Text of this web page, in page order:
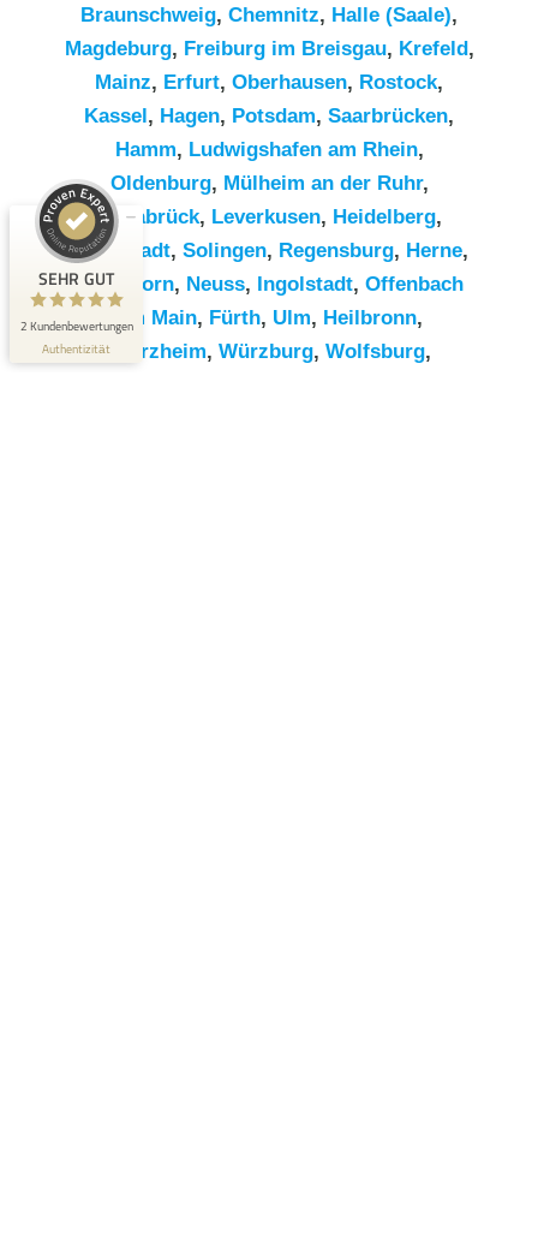
Braunschweig, Chemnitz⁠, Halle (Saale),
Magdeburg, Freiburg im Breisgau, Krefeld,
Mainz, Erfurt, Oberhausen, Rostock,
Kassel, Hagen, Potsdam, Saarbrücken,
Hamm, Ludwigshafen am Rhein,
Oldenburg, Mülheim an der Ruhr,
Osnabrück, Leverkusen, Heidelberg,
Darmstadt, Solingen, Regensburg, Herne,
Paderborn, Neuss, Ingolstadt, Offenbach
am Main, Fürth, Ulm, Heilbronn,
Pforzheim, Würzburg, Wolfsburg,
SEHR GUT
2 Kundenbewertungen
Authentizität
RümpelButler
SEHR GUT
5,00 / 5,00
2
anderen Quelle
Blick aufs ProvenExpert-Profil werfen